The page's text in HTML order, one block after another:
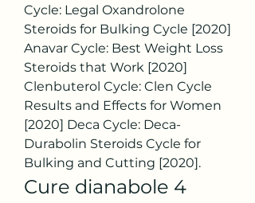
Cycle: Legal Oxandrolone
Steroids for Bulking Cycle [2020]
Anavar Cycle: Best Weight Loss
Steroids that Work [2020]
Clenbuterol Cycle: Clen Cycle
Results and Effects for Women
[2020] Deca Cycle: Deca-
Durabolin Steroids Cycle for
Bulking and Cutting [2020].
Cure dianabole 4